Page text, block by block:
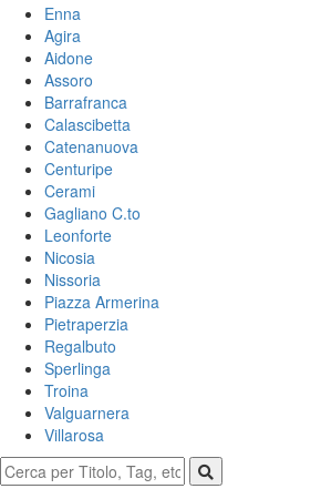
Enna
Agira
Aidone
Assoro
Barrafranca
Calascibetta
Catenanuova
Centuripe
Cerami
Gagliano C.to
Leonforte
Nicosia
Nissoria
Piazza Armerina
Pietraperzia
Regalbuto
Sperlinga
Troina
Valguarnera
Villarosa